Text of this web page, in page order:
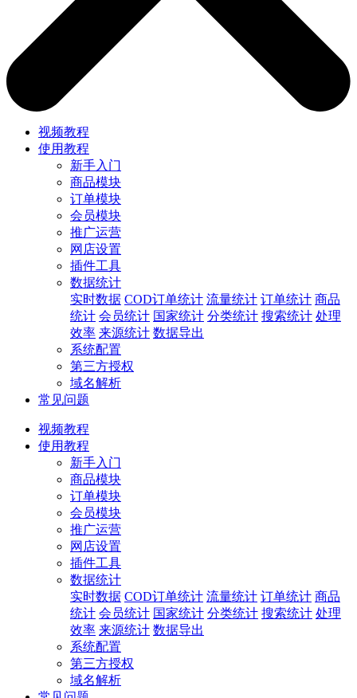
视频教程
使用教程
新手入门
商品模块
订单模块
会员模块
推广运营
网店设置
插件工具
数据统计
实时数据 COD订单统计 流量统计 订单统计 商品
统计 会员统计 国家统计 分类统计 搜索统计 处理
效率 来源统计 数据导出
系统配置
第三方授权
域名解析
常见问题
视频教程
使用教程
新手入门
商品模块
订单模块
会员模块
推广运营
网店设置
插件工具
数据统计
实时数据 COD订单统计 流量统计 订单统计 商品
统计 会员统计 国家统计 分类统计 搜索统计 处理
效率 来源统计 数据导出
系统配置
第三方授权
域名解析